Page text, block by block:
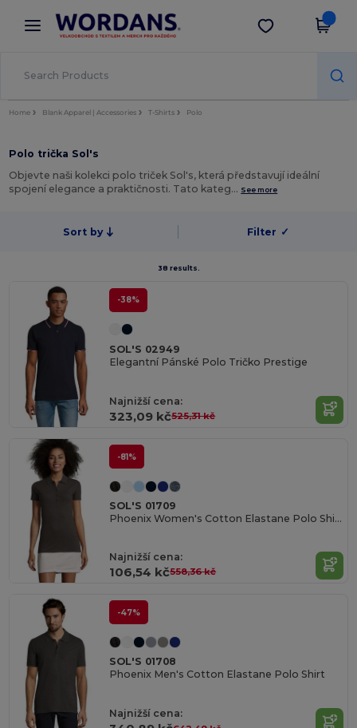
× Aplikace Wordans
Lepší ceny v aplikaci!
Stáhnout app
Home Blank Apparel | Accessories T-Shirts Polo
Polo trička Sol's
Objevte naši kolekci polo triček Sol's, která představují ideální
spojení elegance a praktičnosti. Tato kateg… See more
Sort by Filter ✓
38 results.
-38%
SOL'S 02949
Elegantní Pánské Polo Tričko Prestige
Najnižší cena:
323,09 kč525,31 kč
-81%
SOL'S 01709
Phoenix Women's Cotton Elastane Polo Shirt
Najnižší cena:
106,54 kč558,36 kč
-47%
SOL'S 01708
Phoenix Men's Cotton Elastane Polo Shirt
Najnižší cena: